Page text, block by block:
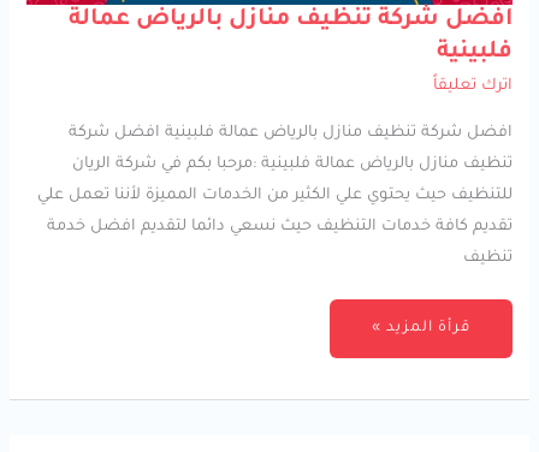
افضل شركة تنظيف منازل بالرياض عمالة
فلبينية
اترك تعليقاً
افضل شركة تنظيف منازل بالرياض عمالة فلبينية افضل شركة
تنظيف منازل بالرياض عمالة فلبينية :مرحبا بكم في شركة الريان
للتنظيف حيث يحتوي علي الكثير من الخدمات المميزة لأننا تعمل علي
تقديم كافة خدمات التنظيف حيث نسعي دائما لتقديم افضل خدمة
تنظيف
افضل
شركة
تنظيف
منازل
بالرياض
عمالة
قرأة المزيد »